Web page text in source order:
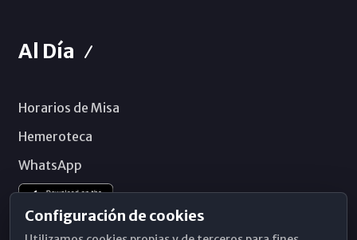
Al Día
Horarios de Misa
Hemeroteca
WhatsApp
Configuración de cookies